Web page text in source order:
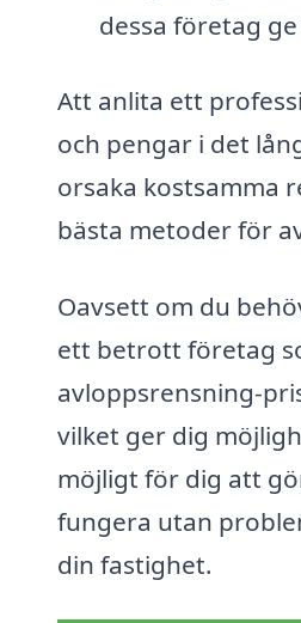
dessa företag
Att anlita ett
och pengar i det
orsaka kostsamma
bästa metoder för
Oavsett om du
ett betrott företag
avloppsrensning-
vilket ger dig
möjligt för dig att
fungera utan
din fastighet.